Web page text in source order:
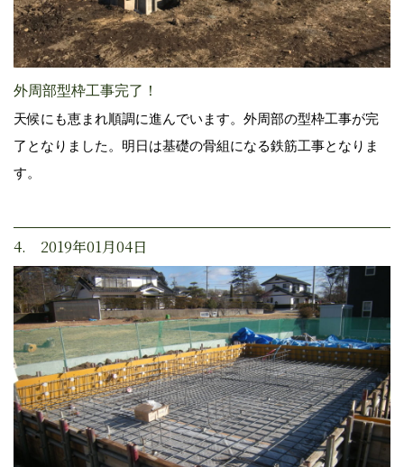
外周部型枠工事完了！
天候にも恵まれ順調に進んでいます。外周部の型枠工事が完
了となりました。明日は基礎の骨組になる鉄筋工事となりま
す。
4. 2019年01月04日